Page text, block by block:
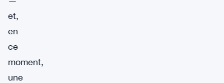
et,
en
ce
moment,
une